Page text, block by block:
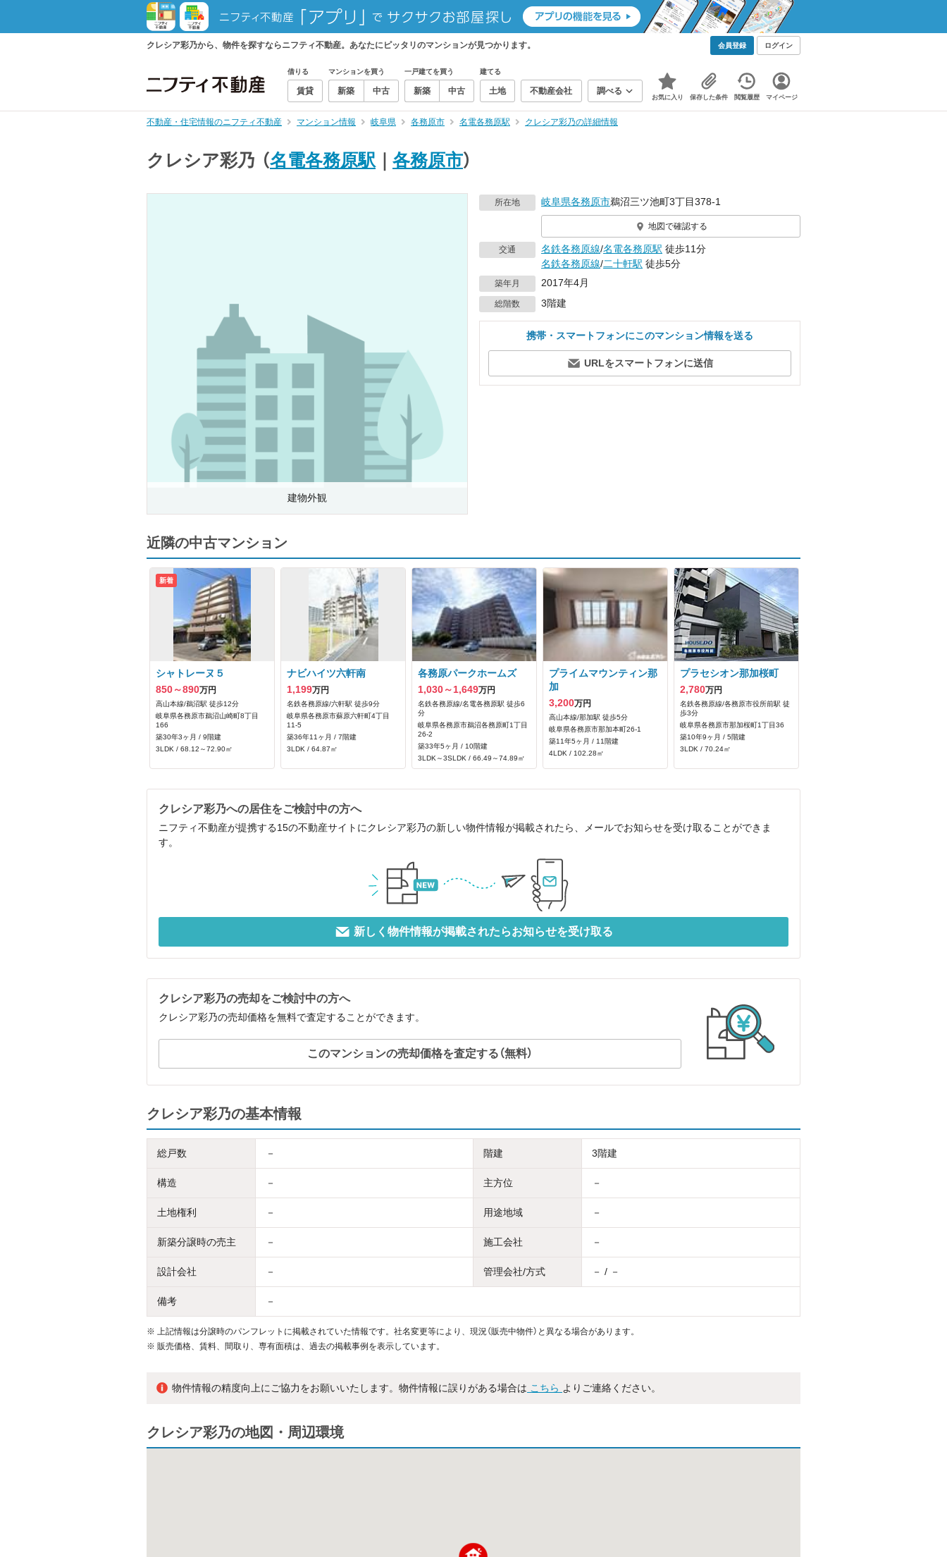
クレシア彩乃から、物件を探すならニフティ不動産。あなたにピッタリのマンションが見つかります。 会員登録 ログイン
借りる
賃貸
マンションを買う
新築 中古
一戸建てを買う
新築 中古
建てる
土地 不動産会社 調べる
お気に入り 保存した条件 閲覧履歴 マイページ
不動産・住宅情報のニフティ不動産 マンション情報 岐阜県 各務原市 名電各務原駅 クレシア彩乃の詳細情報
クレシア彩乃 （名電各務原駅 各務原市）
建物外観
所在地 岐阜県各務原市鵜沼三ツ池町3丁目378‐1
地図で確認する
交通 名鉄各務原線/名電各務原駅 徒歩11分
名鉄各務原線/二十軒駅 徒歩5分
築年月 2017年4月
総階数 3階建
携帯・スマートフォンにこのマンション情報を送る
URLをスマートフォンに送信
近隣の中古マンション
新着
シャトレーヌ５
850～890万円
高山本線/鵜沼駅 徒歩12分
岐阜県各務原市鵜沼山崎町8丁目
166
築30年3ヶ月 / 9階建
3LDK / 68.12～72.90㎡
ナビハイツ六軒南
1,199万円
名鉄各務原線/六軒駅 徒歩9分
岐阜県各務原市蘇原六軒町4丁目
11‐5
築36年11ヶ月 / 7階建
3LDK / 64.87㎡
各務原パークホームズ
1,030～1,649万円
名鉄各務原線/名電各務原駅 徒歩6
分
岐阜県各務原市鵜沼各務原町1丁目
26‐2
築33年5ヶ月 / 10階建
3LDK～3SLDK / 66.49～74.89㎡
プライムマウンティン那
加
3,200万円
高山本線/那加駅 徒歩5分
岐阜県各務原市那加本町26‐1
築11年5ヶ月 / 11階建
4LDK / 102.28㎡
プラセシオン那加桜町
2,780万円
名鉄各務原線/各務原市役所前駅 徒
歩3分
岐阜県各務原市那加桜町1丁目36
築10年9ヶ月 / 5階建
3LDK / 70.24㎡
クレシア彩乃への居住をご検討中の方へ
ニフティ不動産が提携する15の不動産サイトにクレシア彩乃の新しい物件情報が掲載されたら、メールでお知らせを受け取ることができま
す。
新しく物件情報が掲載されたらお知らせを受け取る
クレシア彩乃の売却をご検討中の方へ
クレシア彩乃の売却価格を無料で査定することができます。
このマンションの売却価格を査定する（無料）
クレシア彩乃の基本情報
総戸数 － 階建 3階建
構造 － 主方位 －
土地権利 － 用途地域 －
新築分譲時の売主 － 施工会社 －
設計会社 － 管理会社/方式 － / －
備考 －
※
上記情報は分譲時のパンフレットに掲載されていた情報です。社名変更等により、現況（販売中物件）と異なる場合があります。
※ 販売価格、賃料、間取り、専有面積は、過去の掲載事例を表示しています。
物件情報の精度向上にご協力をお願いいたします。物件情報に誤りがある場合は こちら よりご連絡ください。
クレシア彩乃の地図・周辺環境